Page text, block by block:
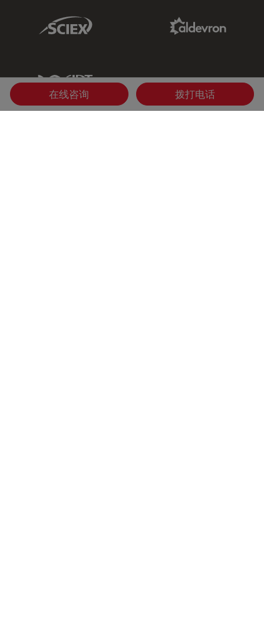
Sciex Link
IDT Link
在线咨询 拨打电话